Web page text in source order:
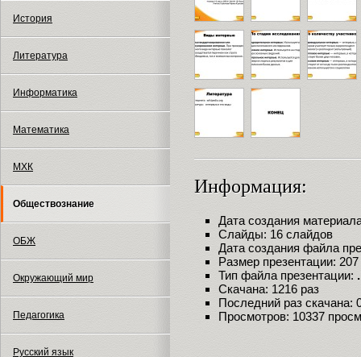
История
Литература
Информатика
Математика
МХК
Обществознание
ОБЖ
Окружающий мир
Педагогика
Русский язык
Информация:
Дата создания
Слайды: 16 слайдов
Дата создания файла
Размер презентации:
Тип файла презентации:
Скачана: 1216 раз
Последний раз скачана:
Просмотров: 10337